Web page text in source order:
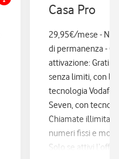
Casa Pro
29,95€/mese -
di permanenza -
attivazione: Gratis.
senza limiti, con la
tecnologia
Seven, con
Chiamate illimitate
numeri fissi e
Solo se attivi